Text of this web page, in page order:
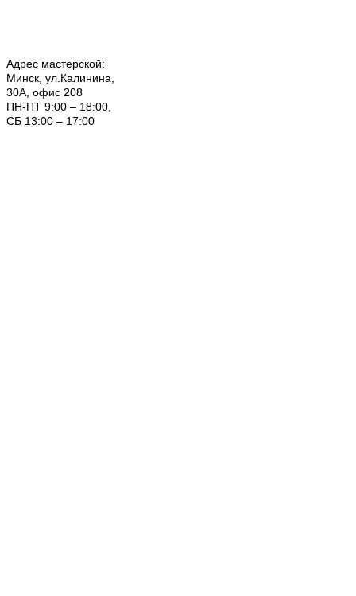
Адрес мастерской:
Минск, ул.Калинина,
30А, офис 208
ПН-ПТ 9:00 – 18:00,
СБ 13:00 – 17:00